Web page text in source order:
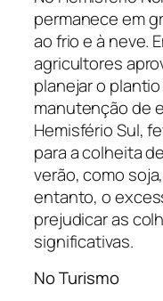
permanece em
ao frio e à neve.
agricultores
planejar o
manutenção de
Hemisfério Sul,
para a colheita
verão, como
entanto, o
prejudicar as
significativas.
No Turismo